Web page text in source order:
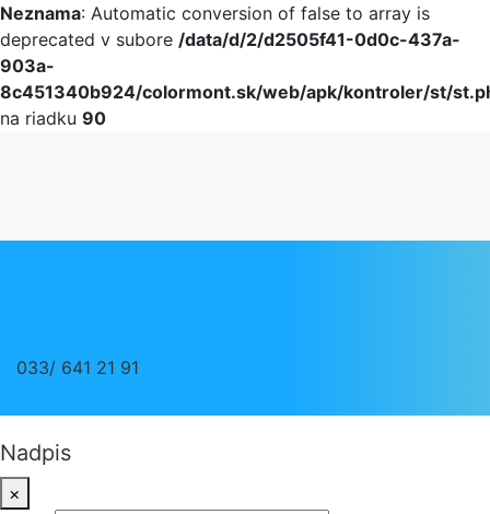
Neznama: Automatic conversion of false to array is
deprecated v subore /data/d/2/d2505f41-0d0c-437a-
903a-
8c451340b924/colormont.sk/web/apk/kontroler/st/
na riadku 90
033/ 641 21 91
Nadpis
×